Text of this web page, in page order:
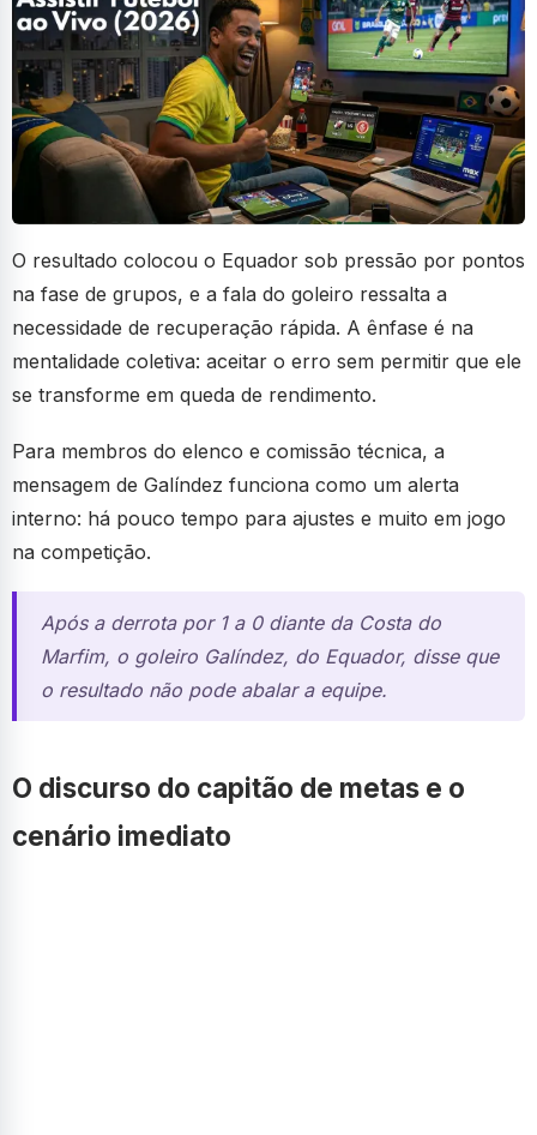
O resultado colocou o Equador sob pressão por pontos
na fase de grupos, e a fala do goleiro ressalta a
necessidade de recuperação rápida. A ênfase é na
mentalidade coletiva: aceitar o erro sem permitir que ele
se transforme em queda de rendimento.
Para membros do elenco e comissão técnica, a
mensagem de Galíndez funciona como um alerta
interno: há pouco tempo para ajustes e muito em jogo
na competição.
Após a derrota por 1 a 0 diante da Costa do
Marfim, o goleiro Galíndez, do Equador, disse que
o resultado não pode abalar a equipe.
O discurso do capitão de metas e o
cenário imediato